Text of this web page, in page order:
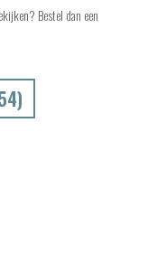
Bestel dan een